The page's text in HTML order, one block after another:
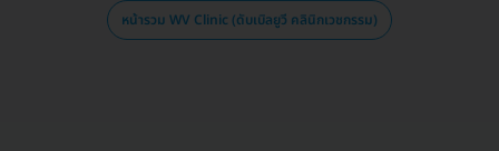
หน้ารวม WV Clinic (ดับเบิลยูวี คลินิกเวชกรรม)